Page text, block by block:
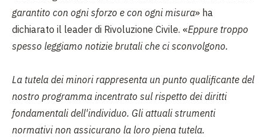
garantito con ogni sforzo e con ogni misura» ha
dichiarato il leader di Rivoluzione Civile. «Eppure troppo
spesso leggiamo notizie brutali che ci sconvolgono.
La tutela dei minori rappresenta un punto qualificante del
nostro programma incentrato sul rispetto dei diritti
fondamentali dell'individuo. Gli attuali strumenti
normativi non assicurano la loro piena tutela.